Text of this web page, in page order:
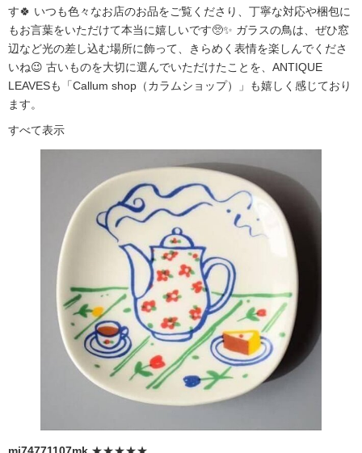
す🍀 いつも色々なお店のお品をご覧くださり、丁寧な対応や梱包に
もお言葉をいただけて本当に嬉しいです🥺✨ ガラスの鳥は、ぜひ窓
辺など光の差し込む場所に飾って、きらめく表情を楽しんでくださ
いね😉 古いものを大切に選んでいただけたことを、ANTIQUE
LEAVESも「Callum shop（カラムショップ）」も嬉しく感じており
ます。
すべて表示
mi74771107mk ★★★★★